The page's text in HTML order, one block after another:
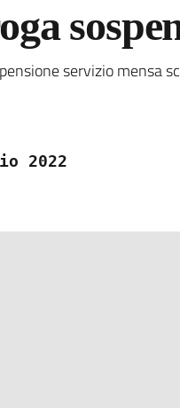
della
servizio mensa
2022